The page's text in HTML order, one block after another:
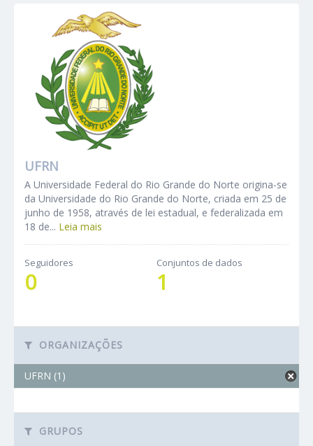
UFRN
A Universidade Federal do Rio Grande do Norte origina-se
da Universidade do Rio Grande do Norte, criada em 25 de
junho de 1958, através de lei estadual, e federalizada em
18 de... Leia mais
Seguidores
0
Conjuntos de dados
1
ORGANIZAÇÕES
UFRN (1)
GRUPOS